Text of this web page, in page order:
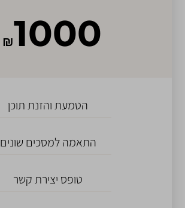
₪1000
הטמעת והזנת תוכן
התאמה למסכים שונים
טופס יצירת קשר